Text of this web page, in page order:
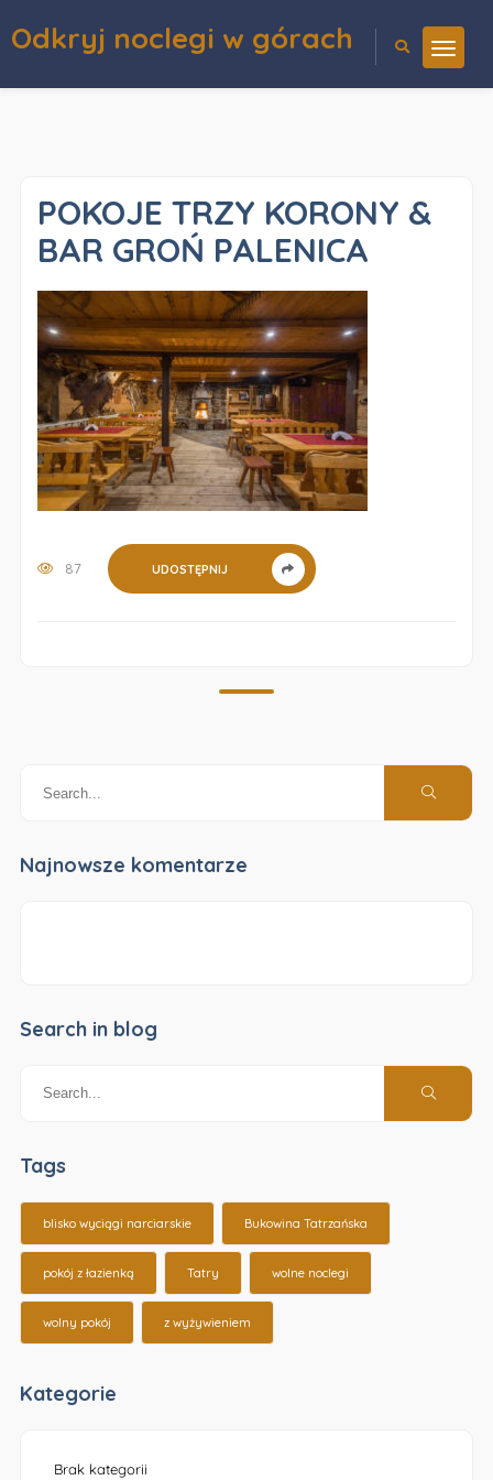
Odkryj noclegi w górach
POKOJE TRZY KORONY &
BAR GROŃ PALENICA
87 UDOSTĘPNIJ
Najnowsze komentarze
Search in blog
Tags
blisko wyciągi narciarskie Bukowina Tatrzańska
pokój z łazienką Tatry wolne noclegi
wolny pokój z wyżywieniem
Kategorie
Brak kategorii